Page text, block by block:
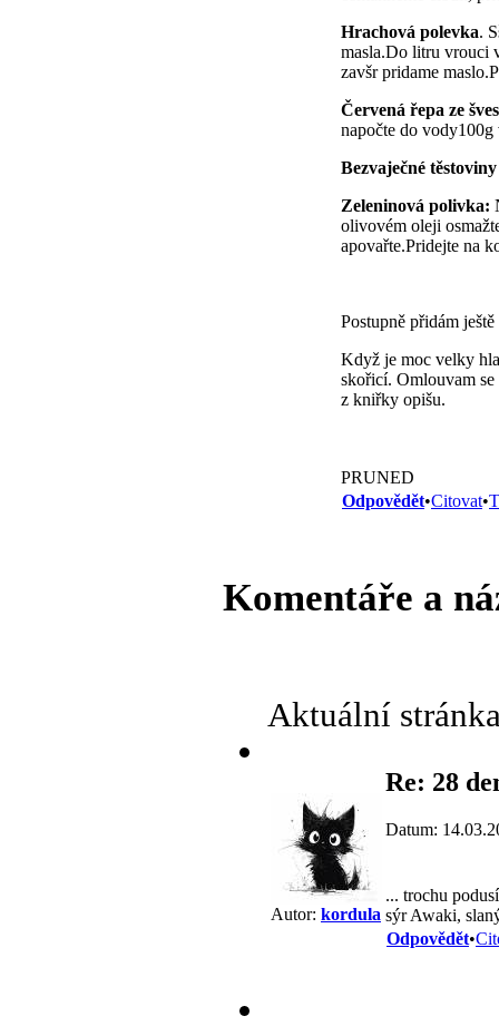
Hrachová polevka.
masla.Do litru vrouci
zavšr pridame
Červená řepa ze
napočte do
Bezvaječné těstoviny
Zeleninová polivka:
olivovém oleji
apovařte.Pridejte na
Postupně přidám ještě
Když je moc velky
skořicí. Omlouvam
z kniřky opišu.
PRUNED
Odpovědět•Citovat•
Komentáře a
Aktuální
Autor: kordula
Re: 28
Datum:
... trochu
sýr Awaki,
Odpovědět•